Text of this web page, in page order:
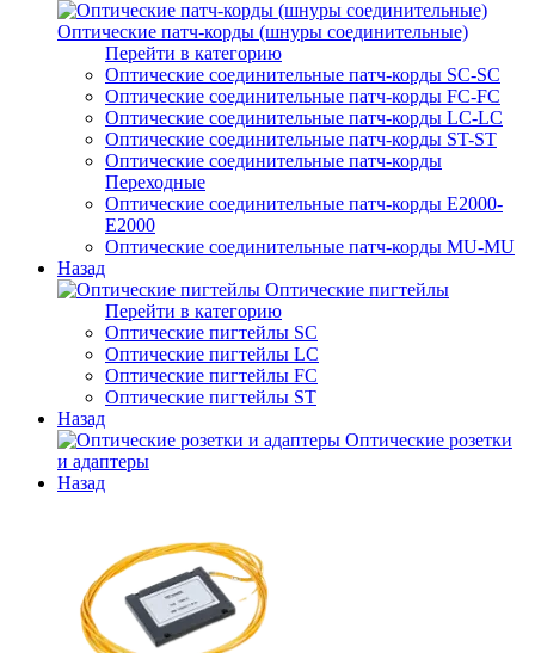
Оптические патч-корды (шнуры соединительные)
Перейти в категорию
Оптические соединительные патч-корды SC-SC
Оптические соединительные патч-корды FC-FC
Оптические соединительные патч-корды LC-LC
Оптические соединительные патч-корды ST-ST
Оптические соединительные патч-корды
Переходные
Оптические соединительные патч-корды E2000-
E2000
Оптические соединительные патч-корды MU-MU
Назад
Оптические пигтейлы
Перейти в категорию
Оптические пигтейлы SC
Оптические пигтейлы LC
Оптические пигтейлы FC
Оптические пигтейлы ST
Назад
Оптические розетки
и адаптеры
Назад